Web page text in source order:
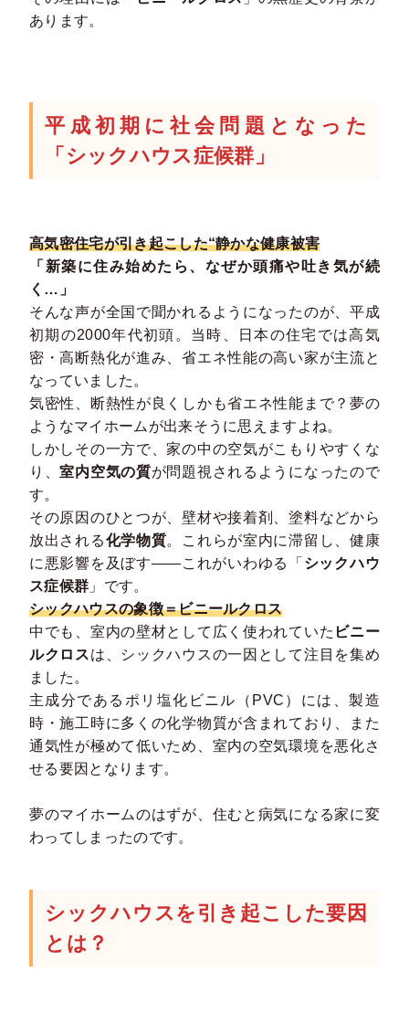
あります。
平成初期に社会問題となった
「シックハウス症候群」
高気密住宅が引き起こした“静かな健康被害
「新築に住み始めたら、なぜか頭痛や吐き気が続
く…」
そんな声が全国で聞かれるようになったのが、平成
初期の2000年代初頭。当時、日本の住宅では高気
密・高断熱化が進み、省エネ性能の高い家が主流と
なっていました。
気密性、断熱性が良くしかも省エネ性能まで？夢の
ようなマイホームが出来そうに思えますよね。
しかしその一方で、家の中の空気がこもりやすくな
り、室内空気の質が問題視されるようになったので
す。
その原因のひとつが、壁材や接着剤、塗料などから
放出される化学物質。これらが室内に滞留し、健康
に悪影響を及ぼす――これがいわゆる「 シックハウ
ス症候群 」です。
シックハウスの象徴＝ビニールクロス
中でも、室内の壁材として広く使われていた ビニー
ルクロスは、シックハウスの一因として注目を集め
ました。
主成分であるポリ塩化ビニル（PVC）には、製造
時・施工時に多くの化学物質が含まれており、また
通気性が極めて低いため、室内の空気環境を悪化さ
せる要因となります。
夢のマイホームのはずが、住むと病気になる家に変
わってしまったのです。
シックハウスを引き起こした要因
とは？